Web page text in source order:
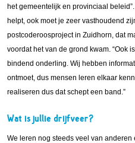
het gemeentelijk en provinciaal
helpt, ook moet je zeer vasthoudend
postcoderoosproject in Zuidhorn, dat
voordat het van de grond kwam. “Ook
bindend onderling. Wij hebben
ontmoet, dus mensen leren elkaar
realiseren dus dat schept een band.”
Wat is jullie drijfveer?
We leren nog steeds veel van